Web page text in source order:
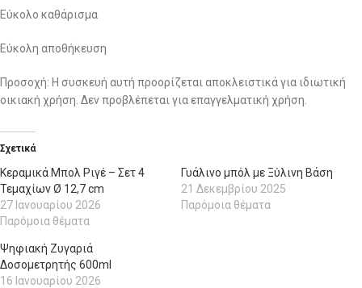
Εύκολο καθάρισμα
Εύκολη αποθήκευση
Προσοχή: Η συσκευή αυτή προορίζεται αποκλειστικά για ιδιωτική
οικιακή χρήση. Δεν προβλέπεται για επαγγελματική χρήση.
Σχετικά
Κεραμικά Μπολ Ριγέ – Σετ 4
Τεμαχίων Ø 12,7 cm
27 Ιανουαρίου 2026
Παρόμοια θέματα
Γυάλινο μπόλ με Ξύλινη Βάση
21 Δεκεμβρίου 2025
Παρόμοια θέματα
Ψηφιακή Ζυγαριά
Δοσομετρητής 600ml
16 Ιανουαρίου 2026